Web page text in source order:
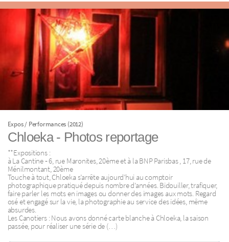
Expos / Performances (2012)
Chloeka - Photos reportage
**Expositions :
à La Cantine ‐ 6, rue Maronites, 20ème et à la BNP Parisbas , 17, rue de
Ménilmontant, 20ème
Touche à tout, Chloeka s’arrête aujourd’hui au comptoir
photographique pratiqué depuis nombre d’années. Bidouiller, trafiquer,
faire parler les mots en images ou donner des images aux mots. Regard
osé et engagé sur la vie, la photographie au service des idées, même
absurdes.
Les Canotiers : Nous avons donné carte blanche à Chloeka, la saison
passée, pour réaliser une série de (…)